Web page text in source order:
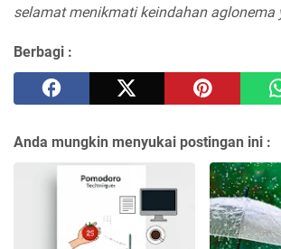
selamat menikmati keindahan aglonema
Berbagi :
Anda mungkin menyukai postingan ini :